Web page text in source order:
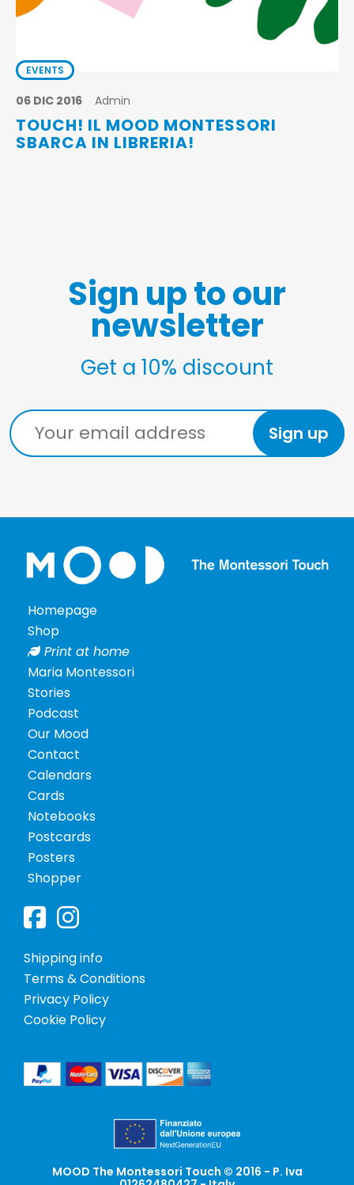
EVENTS
06 DIC 2016 Admin
TOUCH! IL MOOD MONTESSORI
SBARCA IN LIBRERIA!
Sign up to our
newsletter
Get a 10% discount
Homepage
Shop
Print at home
Maria Montessori
Stories
Podcast
Our Mood
Contact
Calendars
Cards
Notebooks
Postcards
Posters
Shopper
Shipping info
Terms & Conditions
Privacy Policy
Cookie Policy
MOOD The Montessori Touch © 2016 - P. Iva